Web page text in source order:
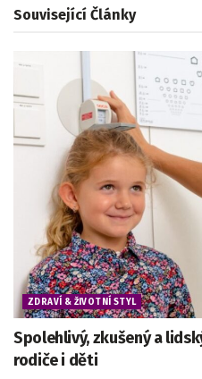
Související Články
ZDRAVÍ & ŽIVOTNÍ STYL
Spolehlivý, zkušený a
rodiče i děti